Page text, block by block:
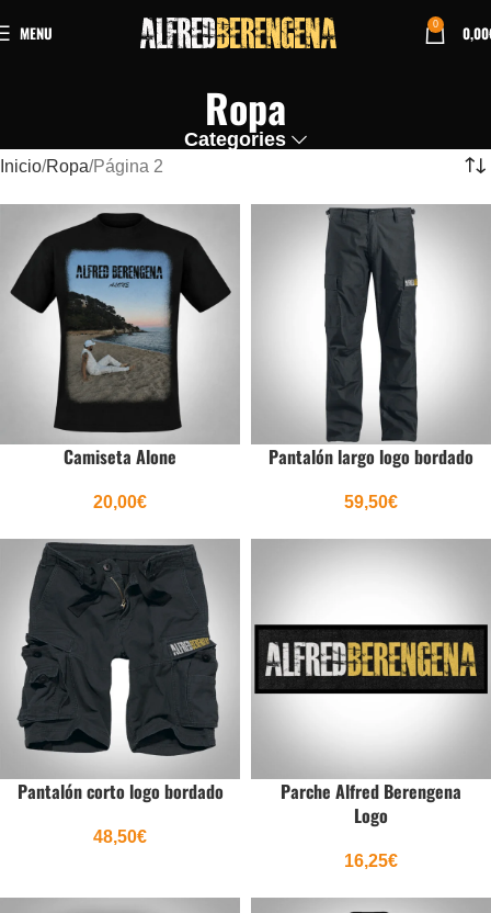
MENU 0 0,00
Ropa
Categories
Inicio Ropa Página 2
Camiseta Alone
20,00€
Pantalón largo logo bordado
59,50€
Pantalón corto logo bordado
48,50€
Parche Alfred Berengena
Logo
16,25€